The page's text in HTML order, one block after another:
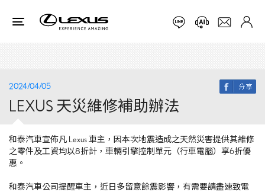
2024/04/05
LEXUS 天災維修補助辦法
和泰汽車宣佈凡 Lexus車主，因本次地震造成之天然災害提供其維修
之零件及工資均以8折計，車輛引擎控制單元（行車電腦）享6折優
惠。
和泰汽車公司提醒車主，近日多留意餘震影響，有需要請盡速致電